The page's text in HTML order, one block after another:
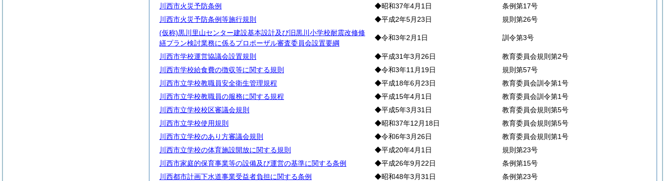
川西市火災予防条例
◆昭和37年4月1日
条例第17号
川西市火災予防条例等施行規則
◆平成2年5月23日
規則第26号
(仮称)黒川里山センター建設基本設計及び旧黒川小学校耐震改修修
繕プラン検討業務に係るプロポーザル審査委員会設置要綱
◆令和3年2月1日 訓令第3号
川西市学校運営協議会設置規則 ◆平成31年3月26日
教育委員会規則第2号
川西市学校給食費の徴収等に関する規則
◆令和3年11月19日
規則第57号
川西市立学校教職員安全衛生管理規程
◆平成18年6月23日
教育委員会訓令第1号
川西市立学校教職員の服務に関する規程
◆平成15年4月1日
教育委員会訓令第1号
川西市立学校校区審議会規則
◆平成5年3月31日
教育委員会規則第5号
川西市立学校使用規則
◆昭和37年12月18日
教育委員会規則第5号
川西市立学校のあり方審議会規則
◆令和6年3月26日
教育委員会規則第1号
川西市立学校の体育施設開放に関する規則
◆平成20年4月1日
規則第23号
川西市家庭的保育事業等の設備及び運営の基準に関する条例
◆平成26年9月22日
条例第15号
川西都市計画下水道事業受益者負担に関する条例
◆昭和48年3月31日
条例第23号